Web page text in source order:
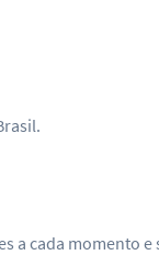
a cada momento